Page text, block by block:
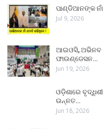
ପାଣ୍ଡିଆନଙ୍କ
Jul 9, 2026
ଆଇଓସି, ଅଭିନବ
ଫାଉଣ୍ଡେସନ…
Jun 19, 2026
ଓଡ଼ିଶାରେ
ଉନ୍ନତ…
Jun 18, 2026